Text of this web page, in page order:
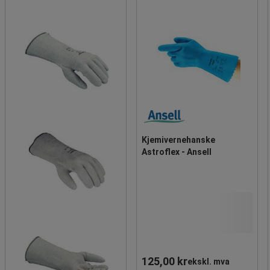
Kjemivernehanske
Astroflex - Ansell
125,00 krekskl. mva